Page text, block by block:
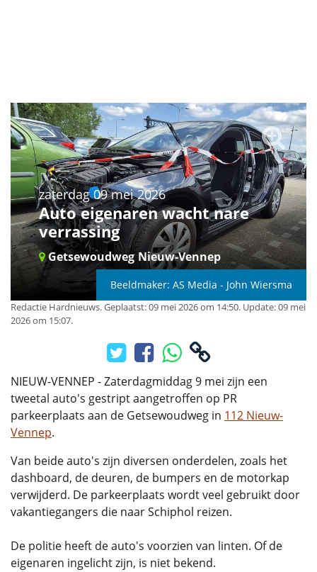
zaterdag 09 mei 2026
Auto eigenaren wacht nare
verrassing
Getsewoudweg Nieuw-Vennep
Beeldmaker: AS Media - John Wiersma
Redactie Hardnieuws.Geplaatst: 09 mei 2026 om 14:50. Update: 09 mei
2026 om 15:07.
NIEUW-VENNEP - Zaterdagmiddag 9 mei zijn een
tweetal auto's gestript aangetroffen op PR
parkeerplaats aan de Getsewoudweg in 112 Nieuw-
Vennep.
Van beide auto's zijn diversen onderdelen, zoals het
dashboard, de deuren, de bumpers en de motorkap
verwijderd. De parkeerplaats wordt veel gebruikt door
vakantiegangers die naar Schiphol reizen.
De politie heeft de auto's voorzien van linten. Of de
eigenaren ingelicht zijn, is niet bekend.